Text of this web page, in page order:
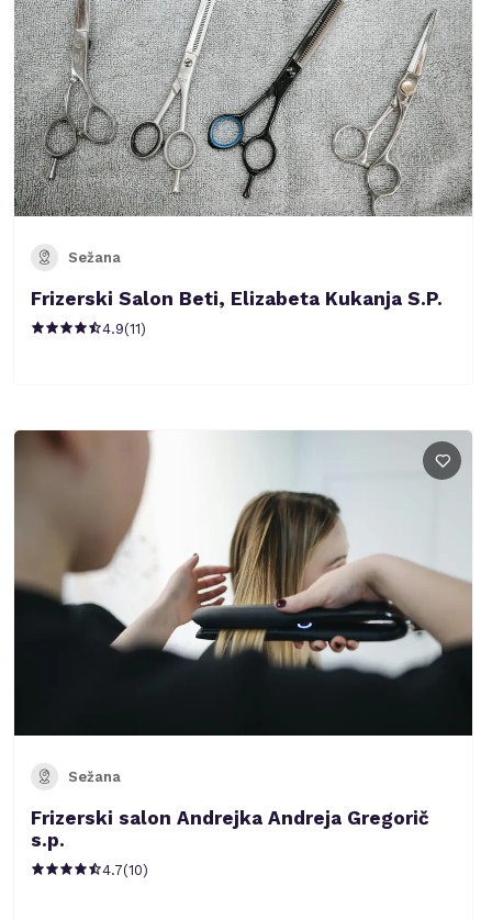
Sežana
Frizerski Salon Beti, Elizabeta Kukanja S.P.
4.9(11)
Sežana
Frizerski salon Andrejka Andreja Gregorič
s.p.
4.7(10)